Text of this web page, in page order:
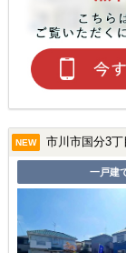
NEW 市川市国分3
一戸建